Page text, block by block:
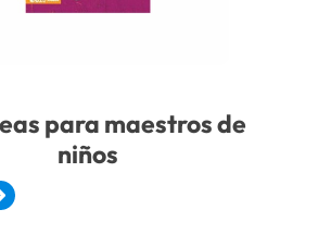
para maestros de
niños